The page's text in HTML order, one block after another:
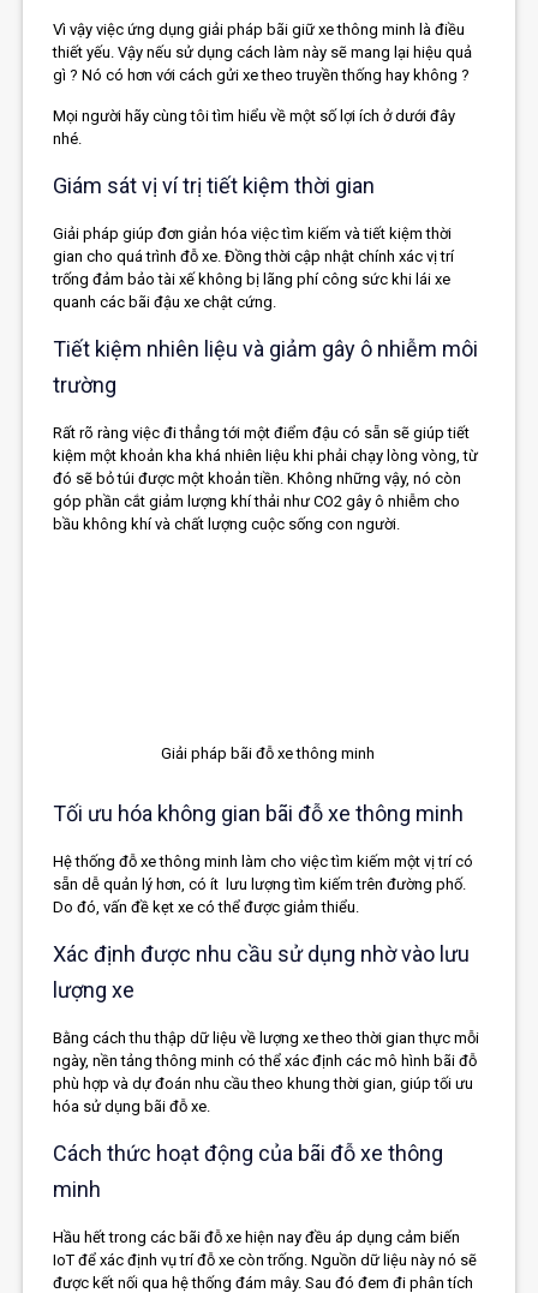
Vì vậy việc ứng dụng giải pháp bãi giữ xe thông minh là điều
thiết yếu. Vậy nếu sử dụng cách làm này sẽ mang lại hiệu quả
gì ? Nó có hơn với cách gửi xe theo truyền thống hay không ?
Mọi người hãy cùng tôi tìm hiểu về một số lợi ích ở dưới đây
nhé.
Giám sát vị ví trị tiết kiệm thời gian
Giải pháp giúp đơn giản hóa việc tìm kiếm và tiết kiệm thời
gian cho quá trình đỗ xe. Đồng thời cập nhật chính xác vị trí
trống đảm bảo tài xế không bị lãng phí công sức khi lái xe
quanh các bãi đậu xe chật cứng.
Tiết kiệm nhiên liệu và giảm gây ô nhiễm môi
trường
Rất rõ ràng việc đi thẳng tới một điểm đậu có sẵn sẽ giúp tiết
kiệm một khoản kha khá nhiên liệu khi phải chạy lòng vòng, từ
đó sẽ bỏ túi được một khoản tiền. Không những vậy, nó còn
góp phần cắt giảm lượng khí thải như CO2 gây ô nhiễm cho
bầu không khí và chất lượng cuộc sống con người.
Giải pháp bãi đỗ xe thông minh
Tối ưu hóa không gian bãi đỗ xe thông minh
Hệ thống đỗ xe thông minh làm cho việc tìm kiếm một vị trí có
sẵn dễ quản lý hơn, có ít lưu lượng tìm kiếm trên đường phố.
Do đó, vấn đề kẹt xe có thể được giảm thiểu.
Xác định được nhu cầu sử dụng nhờ vào lưu
lượng xe
Bằng cách thu thập dữ liệu về lượng xe theo thời gian thực mỗi
ngày, nền tảng thông minh có thể xác định các mô hình bãi đỗ
phù hợp và dự đoán nhu cầu theo khung thời gian, giúp tối ưu
hóa sử dụng bãi đỗ xe.
Cách thức hoạt động của bãi đỗ xe thông
minh
Hầu hết trong các bãi đỗ xe hiện nay đều áp dụng cảm biến
IoT để xác định vụ trí đỗ xe còn trống. Nguồn dữ liệu này nó sẽ
được kết nối qua hệ thống đám mây. Sau đó đem đi phân tích